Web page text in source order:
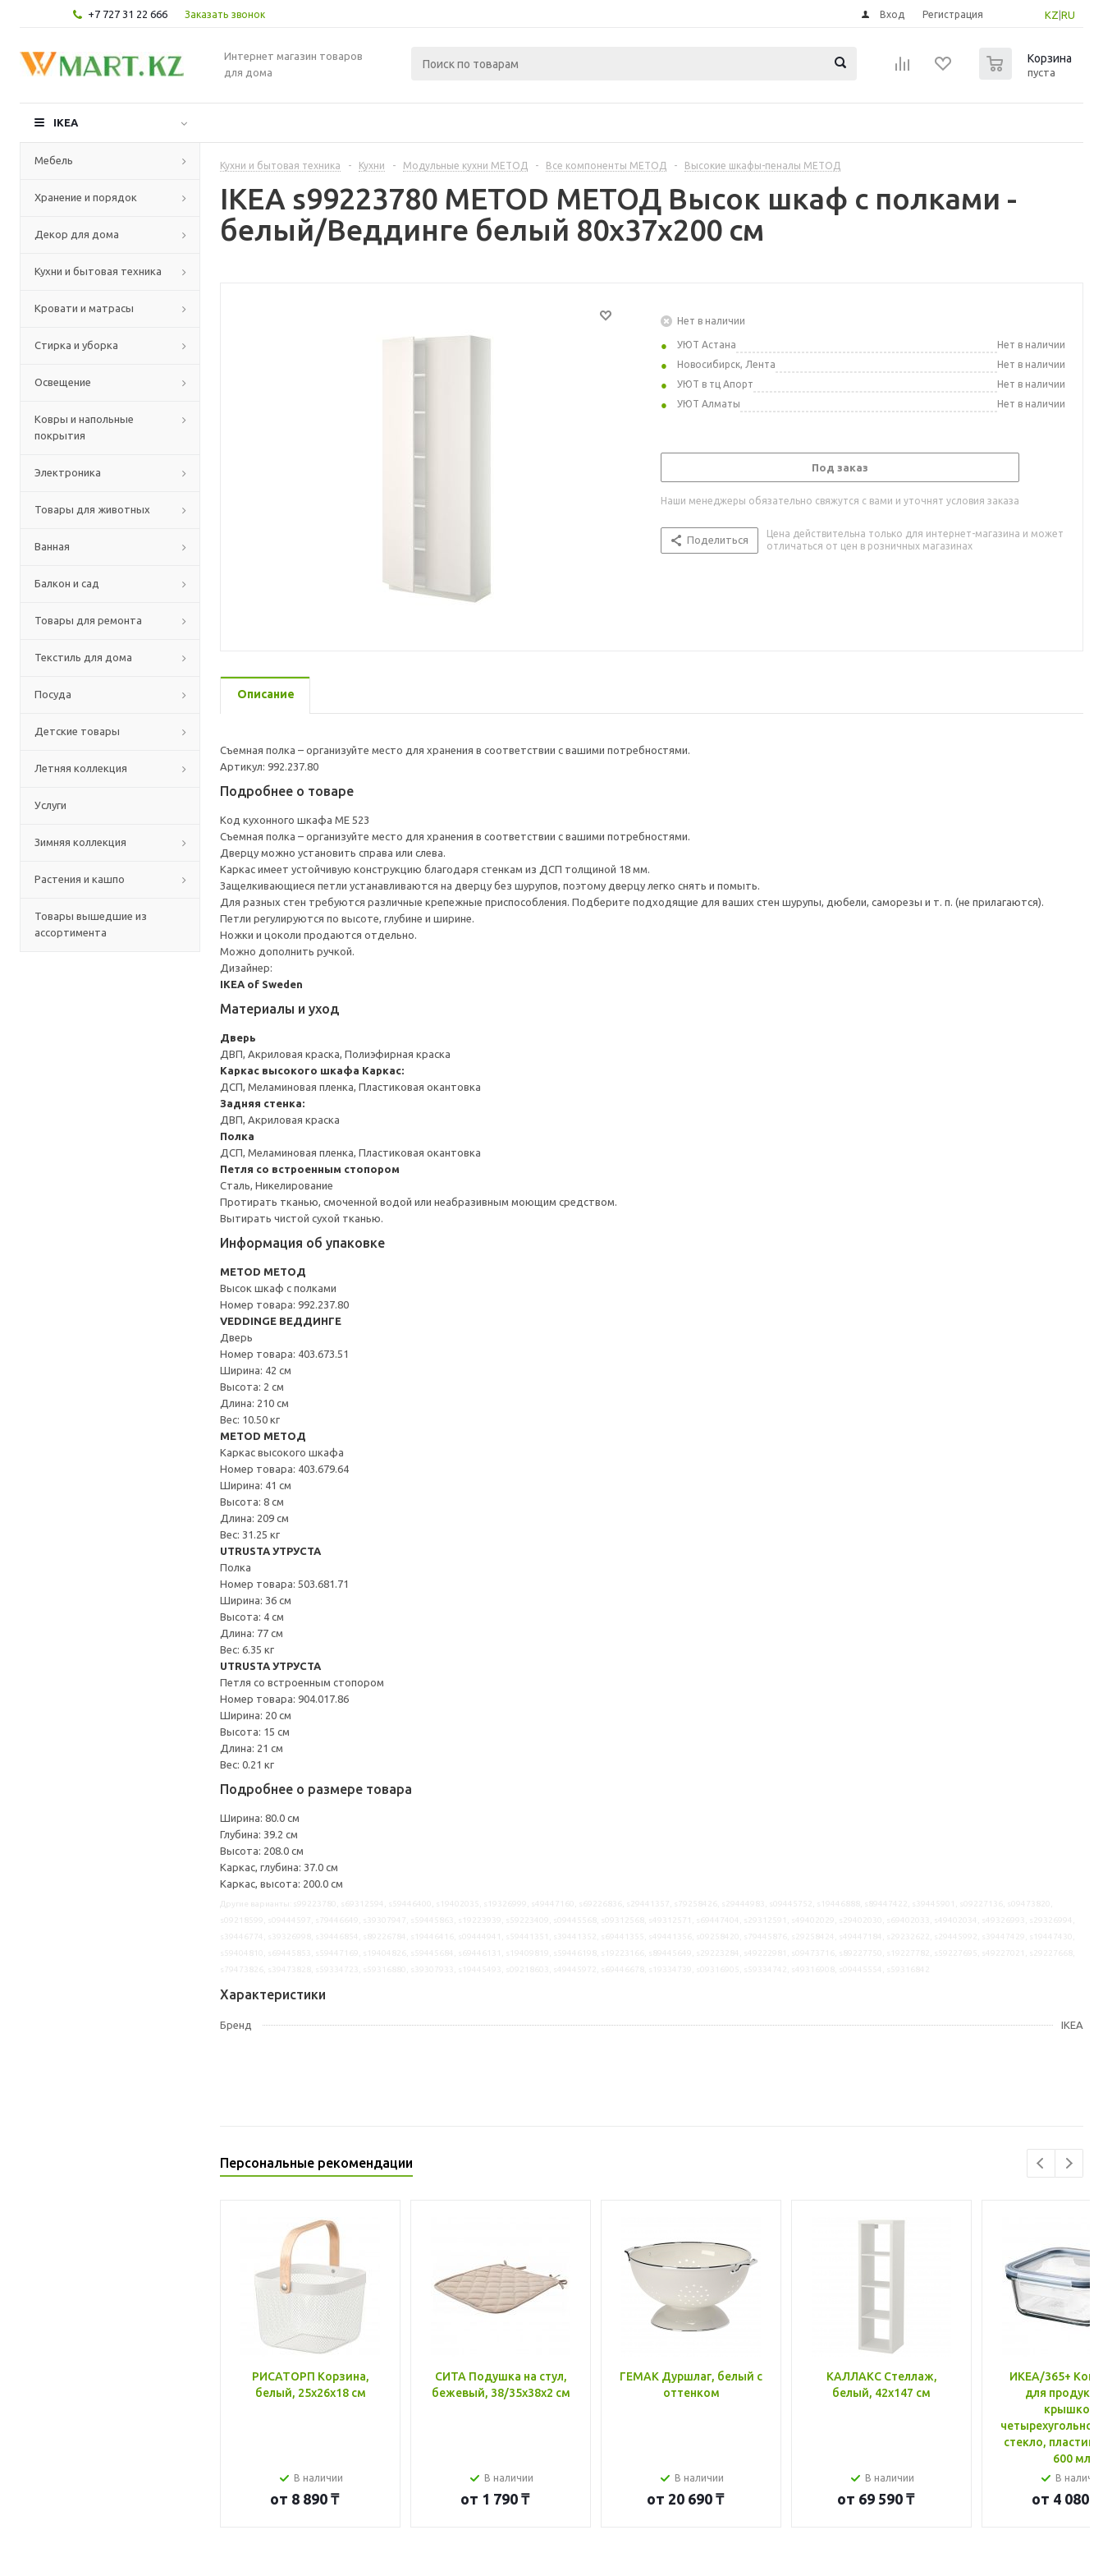
+7 727 31 22 666 Заказать звонок KZ RU
Вход Регистрация
Интернет магазин товаров
для дома
Корзина
пуста
IKEA
Мебель
Хранение и порядок
Декор для дома
Кухни и бытовая техника
Кровати и матрасы
Стирка и уборка
Освещение
Ковры и напольные
покрытия
Электроника
Товары для животных
Ванная
Балкон и сад
Товары для ремонта
Текстиль для дома
Посуда
Детские товары
Летняя коллекция
Услуги
Зимняя коллекция
Растения и кашпо
Товары вышедшие из
ассортимента
Кухни и бытовая техника - Кухни - Модульные кухни МЕТОД - Все компоненты МЕТОД - Высокие шкафы-пеналы МЕТОД
IKEA s99223780 METOD МЕТОД Высок шкаф с полками -
белый/Веддинге белый 80x37x200 см
Нет в наличии
УЮТ Астана
Нет в наличии
Новосибирск, Лента
Нет в наличии
УЮТ в тц Апорт
Нет в наличии
УЮТ Алматы
Нет в наличии
Под заказ
Наши менеджеры обязательно свяжутся с вами и уточнят условия заказа
Поделиться
Цена действительна только для интернет-магазина и может
отличаться от цен в розничных магазинах
Описание
Съемная полка – организуйте место для хранения в соответствии с вашими потребностями.
Артикул: 992.237.80
Подробнее о товаре
Код кухонного шкафа ME 523
Съемная полка – организуйте место для хранения в соответствии с вашими потребностями.
Дверцу можно установить справа или слева.
Каркас имеет устойчивую конструкцию благодаря стенкам из ДСП толщиной 18 мм.
Защелкивающиеся петли устанавливаются на дверцу без шурупов, поэтому дверцу легко снять и помыть.
Для разных стен требуются различные крепежные приспособления. Подберите подходящие для ваших стен шурупы, дюбели, саморезы и т. п. (не прилагаются).
Петли регулируются по высоте, глубине и ширине.
Ножки и цоколи продаются отдельно.
Можно дополнить ручкой.
Дизайнер:
IKEA of Sweden
Материалы и уход
Дверь
ДВП, Акриловая краска, Полиэфирная краска
Каркас высокого шкафа Каркас:
ДСП, Меламиновая пленка, Пластиковая окантовка
Задняя стенка:
ДВП, Акриловая краска
Полка
ДСП, Меламиновая пленка, Пластиковая окантовка
Петля со встроенным стопором
Сталь, Никелирование
Протирать тканью, смоченной водой или неабразивным моющим средством.
Вытирать чистой сухой тканью.
Информация об упаковке
METOD МЕТОД
Высок шкаф с полками
Номер товара: 992.237.80
VEDDINGE ВЕДДИНГЕ
Дверь
Номер товара: 403.673.51
Ширина: 42 см
Высота: 2 см
Длина: 210 см
Вес: 10.50 кг
METOD МЕТОД
Каркас высокого шкафа
Номер товара: 403.679.64
Ширина: 41 см
Высота: 8 см
Длина: 209 см
Вес: 31.25 кг
UTRUSTA УТРУСТА
Полка
Номер товара: 503.681.71
Ширина: 36 см
Высота: 4 см
Длина: 77 см
Вес: 6.35 кг
UTRUSTA УТРУСТА
Петля со встроенным стопором
Номер товара: 904.017.86
Ширина: 20 см
Высота: 15 см
Длина: 21 см
Вес: 0.21 кг
Подробнее о размере товара
Ширина: 80.0 см
Глубина: 39.2 см
Высота: 208.0 см
Каркас, глубина: 37.0 см
Каркас, высота: 200.0 см
Характеристики
Бренд IKEA
Персональные рекомендации
РИСАТОРП Корзина,
белый, 25x26x18 см
В наличии
от 8 890 ₸
СИТА Подушка на стул,
бежевый, 38/35x38x2 см
В наличии
от 1 790 ₸
ГЕМАК Дуршлаг, белый с
оттенком
В наличии
от 20 690 ₸
КАЛЛАКС Стеллаж,
белый, 42x147 см
В наличии
от 69 590 ₸
ИКЕА/365+
для
крышкой,
стекло, пластик
600 мл
В
от 4 080 ₸